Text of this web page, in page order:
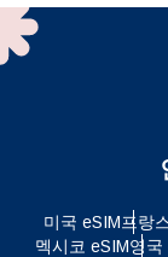
미국 eSIM프랑
멕시코 eSIM영국